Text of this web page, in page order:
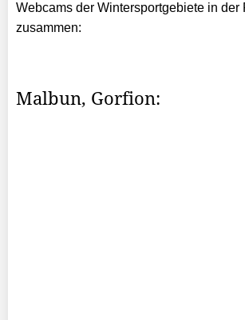
Webcams der Wintersportgebiete in der
zusammen:
Malbun, Gorfion: